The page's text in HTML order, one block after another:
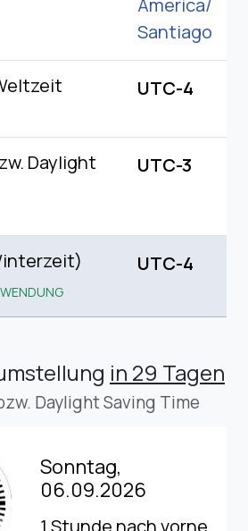
America/
Santiago
UTC-4
Daylight
UTC-3
UTC-4
in 29 Tagen
Daylight Saving Time
Sonntag,
06.09.2026
1 Stunde nach vorne